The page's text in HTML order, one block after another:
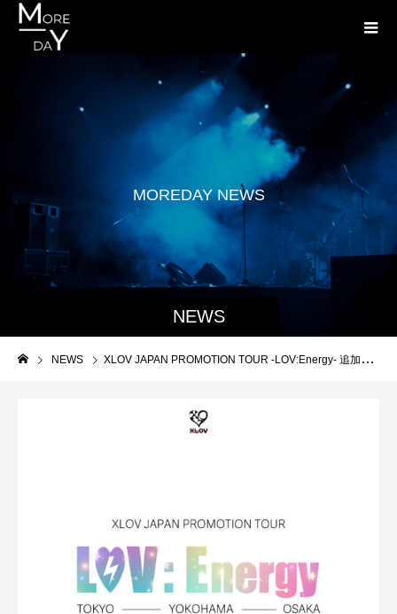
NEWS
MOREDAY NEWS
NEWS XLOV JAPAN PROMOTION TOUR -LOV:Energy- 追加イベント及び公演に関するお知らせ